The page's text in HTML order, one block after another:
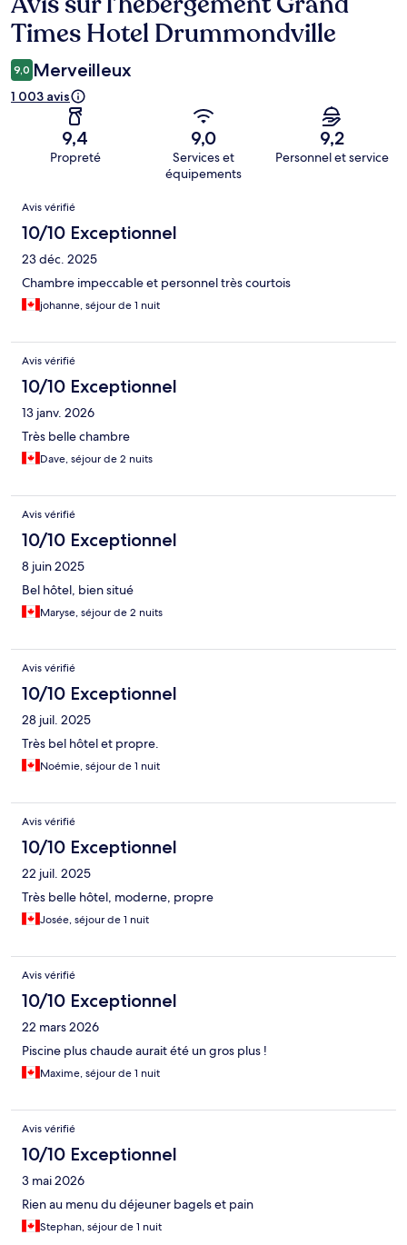
Times Hotel Drummondville
9,0 Merveilleux
1 003 avis
9,4
Propreté
9,0
Services et
équipements
9,2
Personnel et service
Avis
Avis vérifié
10/10 Exceptionnel
23 déc. 2025
Chambre impeccable et personnel très courtois
johanne, séjour de 1 nuit
Avis vérifié
10/10 Exceptionnel
13 janv. 2026
Très belle chambre
Dave, séjour de 2 nuits
Avis vérifié
10/10 Exceptionnel
8 juin 2025
Bel hôtel, bien situé
Maryse, séjour de 2 nuits
Avis vérifié
10/10 Exceptionnel
28 juil. 2025
Très bel hôtel et propre.
Noémie, séjour de 1 nuit
Avis vérifié
10/10 Exceptionnel
22 juil. 2025
Très belle hôtel, moderne, propre
Josée, séjour de 1 nuit
Avis vérifié
10/10 Exceptionnel
22 mars 2026
Piscine plus chaude aurait été un gros plus !
Maxime, séjour de 1 nuit
Avis vérifié
10/10 Exceptionnel
3 mai 2026
Rien au menu du déjeuner bagels et pain
Stephan, séjour de 1 nuit